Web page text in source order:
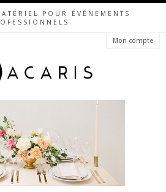
POUR ÉVÉNEMENTS
Mon compte